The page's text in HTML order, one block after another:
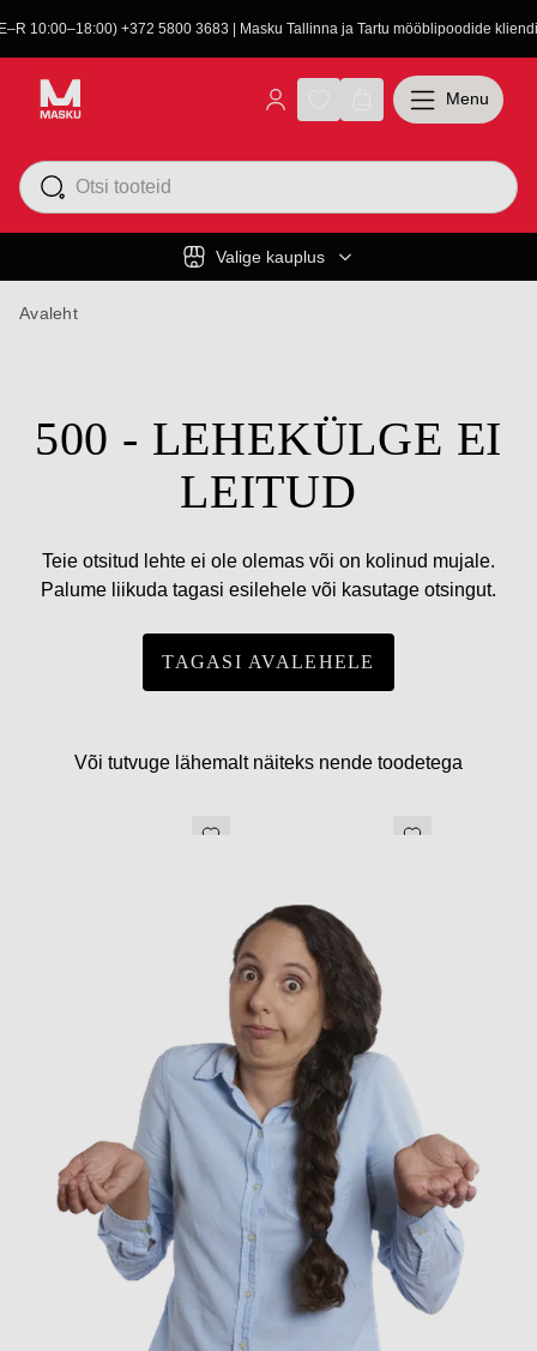
10:00–18:00) +372 5800 3683 | Masku Tallinna ja Tartu mööblipoodide
Valige kauplus
Menu
Avaleht
500 - LEHEKÜLGE EI
LEITUD
Teie otsitud lehte ei ole olemas või on kolinud mujale.
Palume liikuda tagasi esilehele või kasutage otsingut.
TAGASI AVALEHELE
Või tutvuge lähemalt näiteks nende toodetega